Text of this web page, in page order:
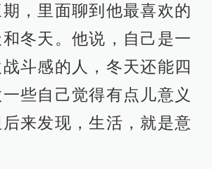
，里面聊到他最喜欢的
冬天。他说，自己是一
斗感的人，冬天还能四
些自己觉得有点儿意义
来发现，生活，就是意